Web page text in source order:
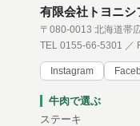
有限会社トヨニシ
〒080-0013 北海道帯
TEL 0155-66-5301 ／
Instagram
牛肉で選ぶ
ステーキ